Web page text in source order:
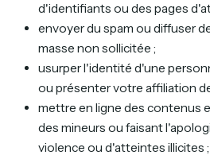
d'identifiants ou des pages
envoyer du spam ou diffuser
masse non sollicitée ;
usurper l'identité d'une
ou présenter votre affiliation
mettre en ligne des contenus
des mineurs ou faisant
violence ou d'atteintes illicites ;